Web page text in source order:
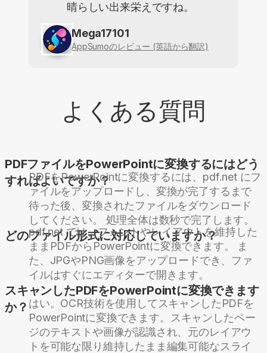
晴らしい出来栄えですね。
Mega17101
AppSumoのレビュー (英語から翻訳)
よくある質問
PDFファイルをPowerPointに変換するにはどう
すればよいですか？
PDFをPowerPointに変換するには、pdf.net にフ
ァイルをアップロードし、変換が完了するまで
待った後、変換されたファイルをダウンロード
してください。 処理全体は数秒で完了します。
どのファイル形式に対応していますか？
pdf.net では、フォントやレイアウトを維持した
ままPDFからPowerPointに変換できます。 ま
た、JPGやPNG画像をアップロードでき、ファ
イルはすぐにエディターで開きます。
スキャンしたPDFをPowerPointに変換できます
か？ はい。OCR技術を使用してスキャンしたPDFを
PowerPointに変換できます。スキャンしたペー
ジのテキストや画像が認識され、元のレイアウ
トを可能な限り維持したまま編集可能なスライ